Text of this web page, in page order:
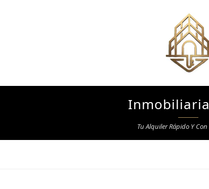
Inmobiliaria
Tu Alquiler Rápido Y